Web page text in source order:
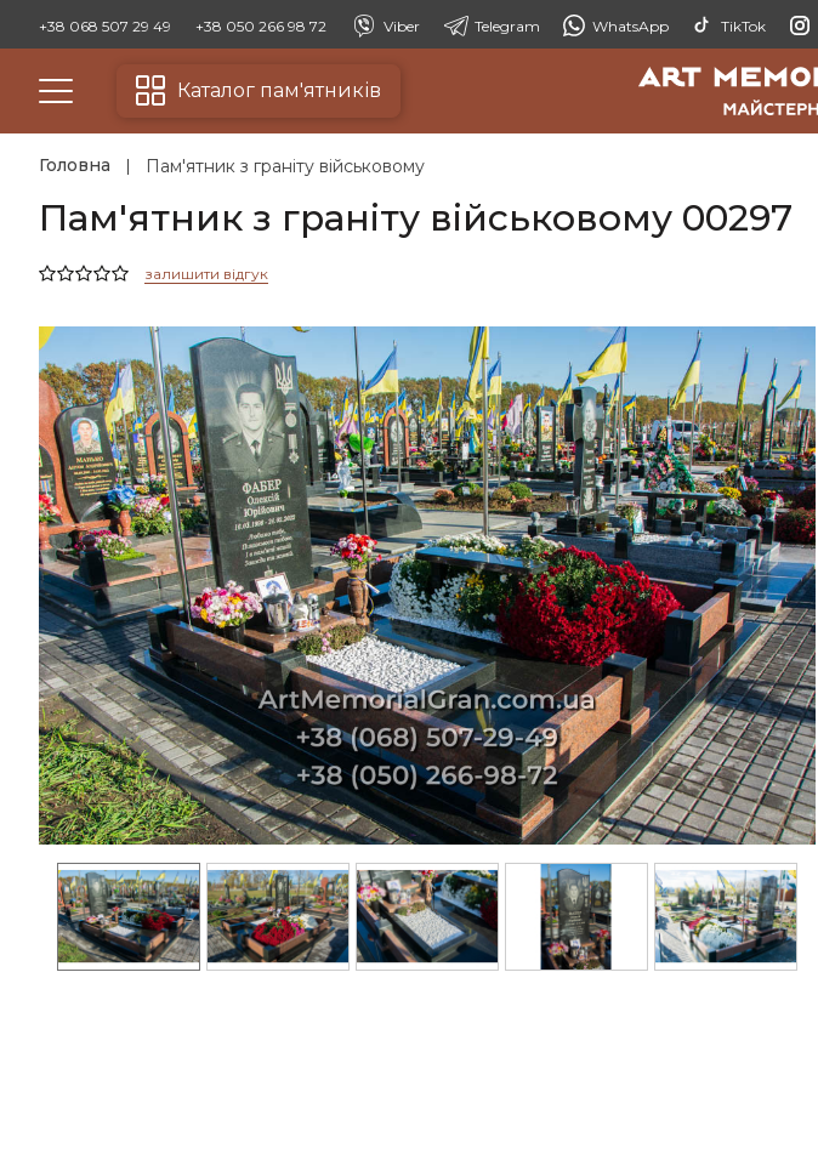
+38 068 507 29 49 +38 050 266 98 72 Viber Telegram WhatsApp TikTok
Каталог пам'ятників
Головна Пам'ятник з граніту військовому
Пам'ятник з граніту військовому 00297
залишити відгук